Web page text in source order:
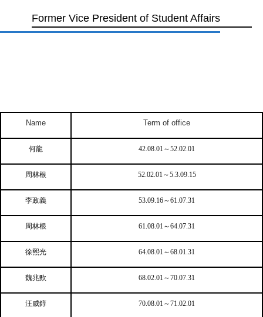
Former Vice President of Student Affairs
Name Term of office
何龍 42.08.01 ～52.02.01
周林根 52.02.01 ～5.3.09.15
李政義 53.09.16～61.07.31
周林根 61.08.01 ～64.07.31
徐熙光 64.08.01 ～68.01.31
魏兆歅 68.02.01 ～70.07.31
汪威錞 70.08.01 ～71.02.01